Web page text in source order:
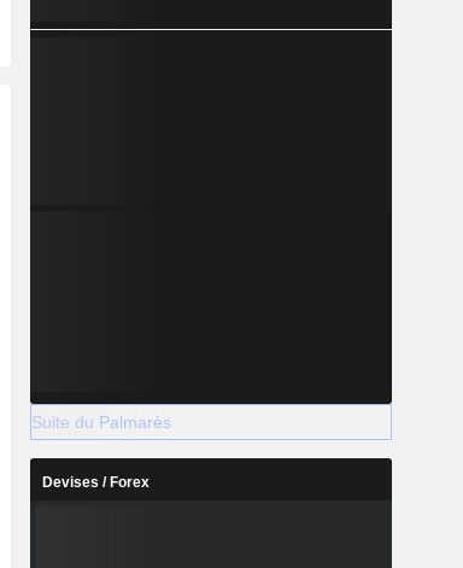
Suite du Palmarès
Devises / Forex